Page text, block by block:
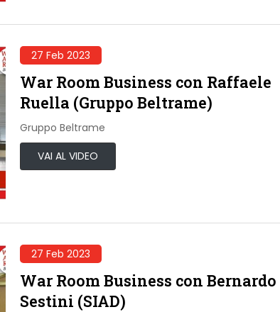
27 Feb 2023
War Room Business con Raffaele
Ruella (Gruppo Beltrame)
Gruppo Beltrame
VAI AL VIDEO
27 Feb 2023
War Room Business con Bernardo
Sestini (SIAD)